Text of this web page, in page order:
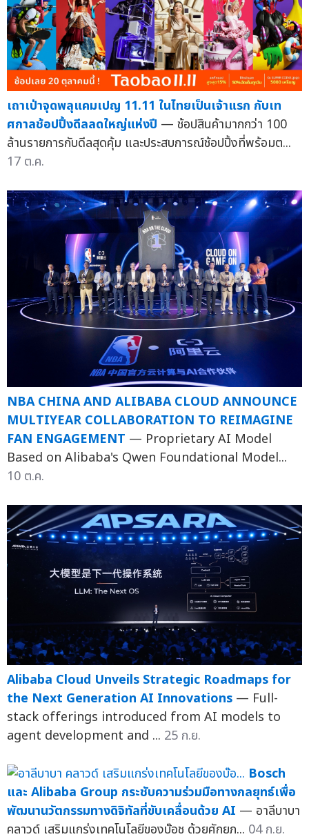
เถาเป่าจุดพลุแคมเปญ 11.11 ในไทยเป็นเจ้าแรก กับเท
ศกาลช้อปปิ้งดีลลดใหญ่แห่งปี — ช้อปสินค้ามากกว่า 100
ล้านรายการกับดีลสุดคุ้ม และประสบการณ์ช้อปปิ้งที่พร้อมต...
17 ต.ค.
NBA CHINA AND ALIBABA CLOUD ANNOUNCE
MULTIYEAR COLLABORATION TO REIMAGINE
FAN ENGAGEMENT — Proprietary AI Model
Based on Alibaba's Qwen Foundational Model...
10 ต.ค.
Alibaba Cloud Unveils Strategic Roadmaps for
the Next Generation AI Innovations — Full-
stack offerings introduced from AI models to
agent development and ... 25 ก.ย.
Bosch
และ Alibaba Group กระชับความร่วมมือทางกลยุทธ์เพื่อ
พัฒนานวัตกรรมทางดิจิทัลที่ขับเคลื่อนด้วย AI — อาลีบาบา
คลาวด์ เสริมแกร่งเทคโนโลยีของบ๊อช ด้วยศักยภ... 04 ก.ย.